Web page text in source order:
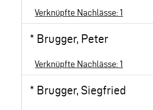
Verknüpfte Nachlässe: 1
* Brugger, Peter
Verknüpfte Nachlässe: 1
* Brugger, Siegfried